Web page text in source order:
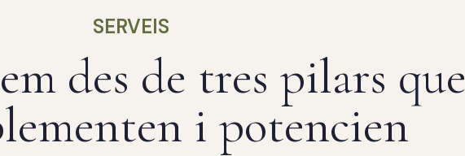
SERVEIS
des de tres pilars que
i potencien